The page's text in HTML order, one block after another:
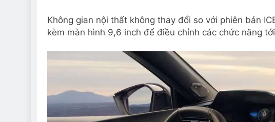
Không gian nội thất không thay đổi so với phiên bản
kèm màn hình 9,6 inch để điều chỉnh các chức năng